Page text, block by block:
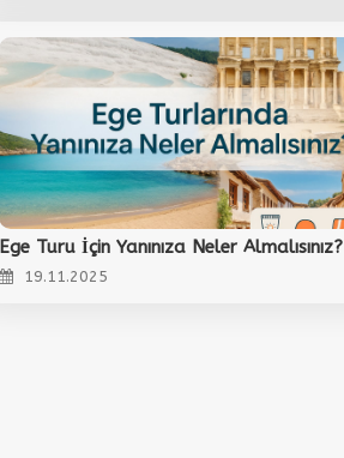
Ege Turu İçin Yanınıza Neler Almalısınız?
19.11.2025